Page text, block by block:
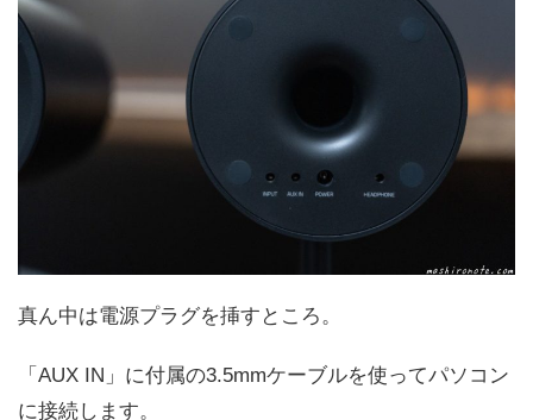
真ん中は電源プラグを挿すところ。
「AUX IN」に付属の3.5mmケーブルを使ってパソコン
に接続します。